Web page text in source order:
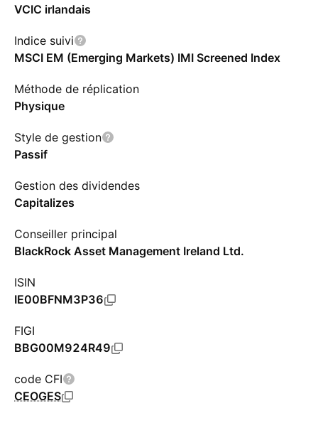
VCIC irlandais
Indice suivi
MSCI EM (Emerging Markets) IMI Screened Index
Méthode de réplication
Physique
Style de gestion
Passif
Gestion des dividendes
Capitalizes
Conseiller principal
BlackRock Asset Management Ireland Ltd.
ISIN
IE00BFNM3P36
FIGI
BBG00M924R49
code CFI
CEOGES